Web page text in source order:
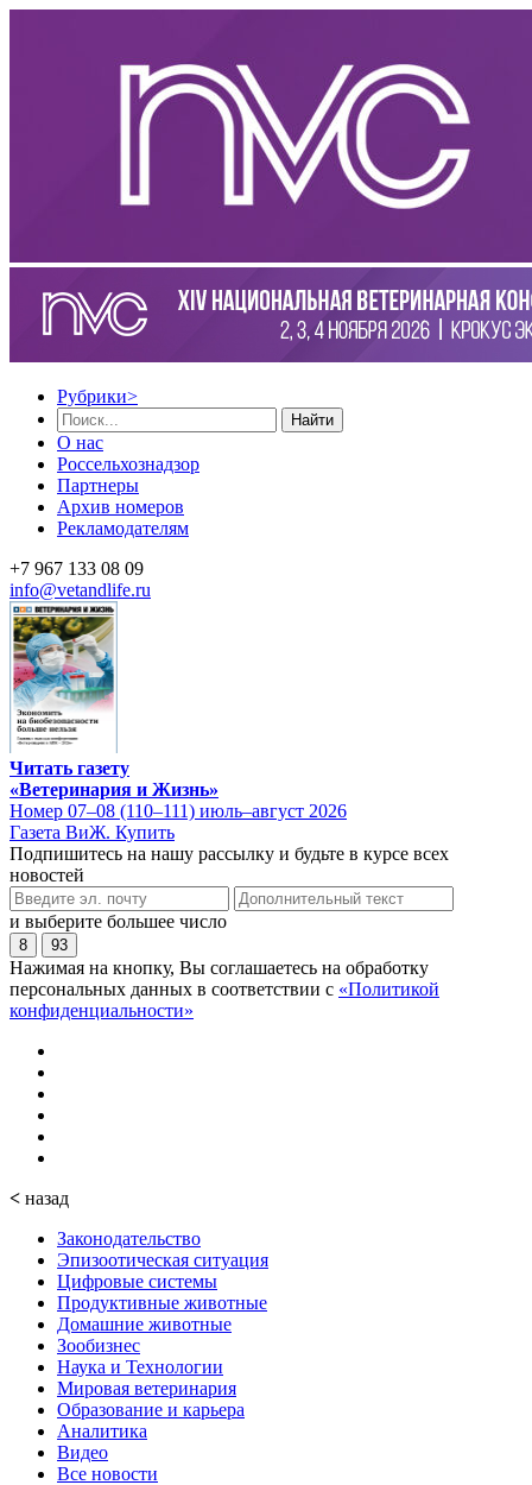
Рубрики>
Найти
О нас
Россельхознадзор
Партнеры
Архив номеров
Рекламодателям
+7 967 133 08 09
info@vetandlife.ru
Читать газету
«Ветеринария и Жизнь»
Номер 07–08 (110–111) июль–август 2026
Газета ВиЖ. Купить
Подпишитесь на нашу рассылку и будьте в курсе всех
новостей
и выберите большее число
8 93
Нажимая на кнопку, Вы соглашаетесь на обработку
персональных данных в соответствии с «Политикой
конфиденциальности»
< назад
Законодательство
Эпизоотическая ситуация
Цифровые системы
Продуктивные животные
Домашние животные
Зообизнес
Наука и Технологии
Мировая ветеринария
Образование и карьера
Аналитика
Видео
Все новости